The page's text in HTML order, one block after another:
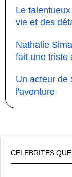
Le
vie et des
Nathalie
fait une triste
Un acteur de
l'aventure
CELEBRITES